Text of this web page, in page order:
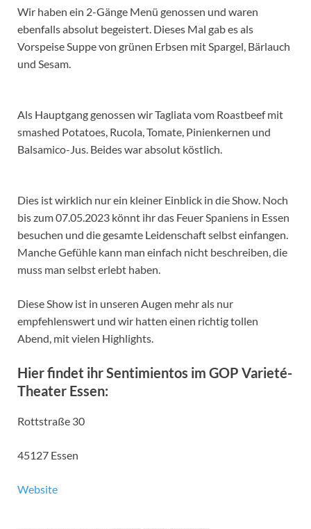
Wir haben ein 2-Gänge Menü genossen und waren
ebenfalls absolut begeistert. Dieses Mal gab es als
Vorspeise Suppe von grünen Erbsen mit Spargel, Bärlauch
und Sesam.
Als Hauptgang genossen wir Tagliata vom Roastbeef mit
smashed Potatoes, Rucola, Tomate, Pinienkernen und
Balsamico-Jus. Beides war absolut köstlich.
Dies ist wirklich nur ein kleiner Einblick in die Show. Noch
bis zum 07.05.2023 könnt ihr das Feuer Spaniens in Essen
besuchen und die gesamte Leidenschaft selbst einfangen.
Manche Gefühle kann man einfach nicht beschreiben, die
muss man selbst erlebt haben.
Diese Show ist in unseren Augen mehr als nur
empfehlenswert und wir hatten einen richtig tollen
Abend, mit vielen Highlights.
Hier findet ihr Sentimientos im GOP Varieté-
Theater Essen:
Rottstraße 30
45127 Essen
Website